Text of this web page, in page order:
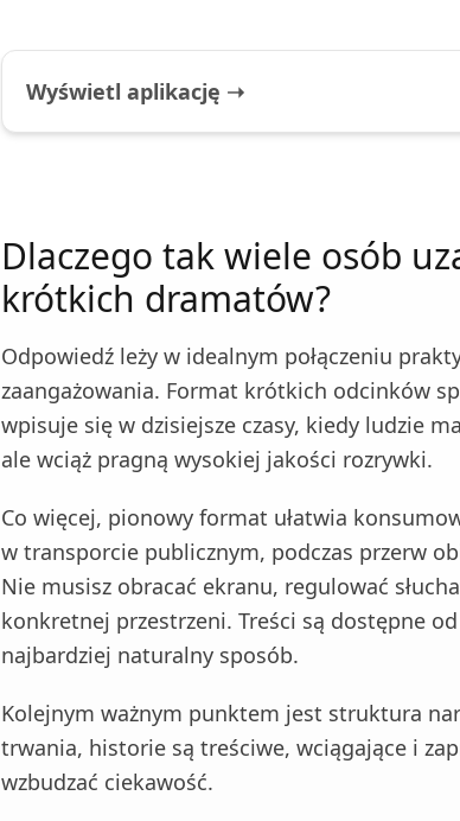
Wyświetl aplikację ➝
Dlaczego tak wiele osób
krótkich dramatów?
Odpowiedź leży w idealnym połączeniu
zaangażowania. Format krótkich odcinków
wpisuje się w dzisiejsze czasy, kiedy ludzie
ale wciąż pragną wysokiej jakości rozrywki.
Co więcej, pionowy format ułatwia
w transporcie publicznym, podczas przerw
Nie musisz obracać ekranu, regulować
konkretnej przestrzeni. Treści są dostępne
najbardziej naturalny sposób.
Kolejnym ważnym punktem jest struktura
trwania, historie są treściwe, wciągające i
wzbudzać ciekawość.